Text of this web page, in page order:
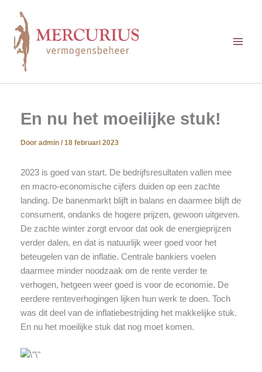
inhoud
En nu het moeilijke stuk!
Door admin / 18 februari 2023
2023 is goed van start. De bedrijfsresultaten vallen mee
en macro-economische cijfers duiden op een zachte
landing. De banenmarkt blijft in balans en daarmee blijft de
consument, ondanks de hogere prijzen, gewoon uitgeven.
De zachte winter zorgt ervoor dat ook de energieprijzen
verder dalen, en dat is natuurlijk weer goed voor het
beteugelen van de inflatie. Centrale bankiers voelen
daarmee minder noodzaak om de rente verder te
verhogen, hetgeen weer goed is voor de economie. De
eerdere renteverhogingen lijken hun werk te doen. Toch
was dit deel van de inflatiebestrijding het makkelijke stuk.
En nu het moeilijke stuk dat nog moet komen.